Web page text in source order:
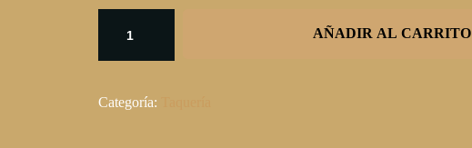
AÑADIR AL CARRITO
Categoría: